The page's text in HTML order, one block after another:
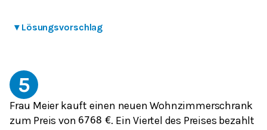
▾ Lösungsvorschlag
5
Frau Meier kauft einen neuen Wohnzimmerschrank
zum Preis von 6768 €. Ein Viertel des Preises bezahlt